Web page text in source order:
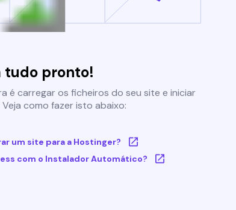
tudo pronto!
é carregar os ficheiros do seu site e iniciar
como fazer isto abaixo:
um site para a Hostinger?
com o Instalador Automático?